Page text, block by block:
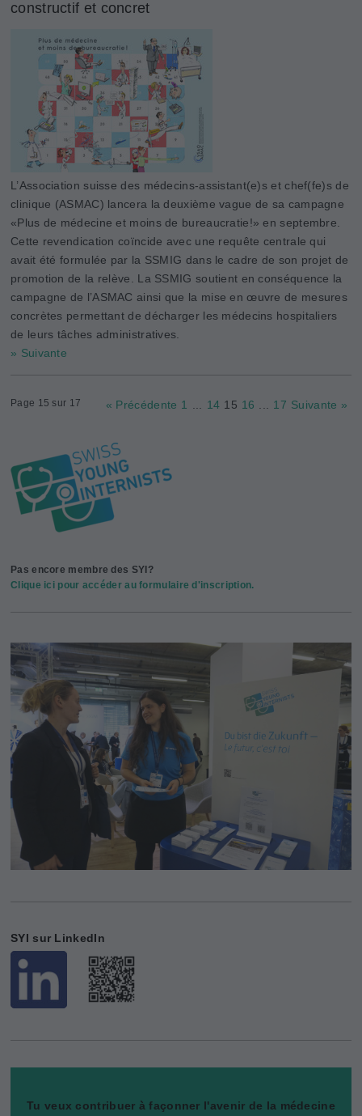
constructif et concret
L’Association suisse des médecins-assistant(e)s et chef(fe)s de
clinique (ASMAC) lancera la deuxième vague de sa campagne
«Plus de médecine et moins de bureaucratie!» en septembre.
Cette revendication coïncide avec une requête centrale qui
avait été formulée par la SSMIG dans le cadre de son projet de
promotion de la relève. La SSMIG soutient en conséquence la
campagne de l’ASMAC ainsi que la mise en œuvre de mesures
concrètes permettant de décharger les médecins hospitaliers
de leurs tâches administratives.
» Suivante
Page 15 sur 17 « Précédente 1 14 15 16 17 Suivante »
Pas encore membre des SYI?
Clique ici pour accéder au formulaire d'inscription.
SYI sur LinkedIn
Tu veux contribuer à façonner l'avenir de la médecine